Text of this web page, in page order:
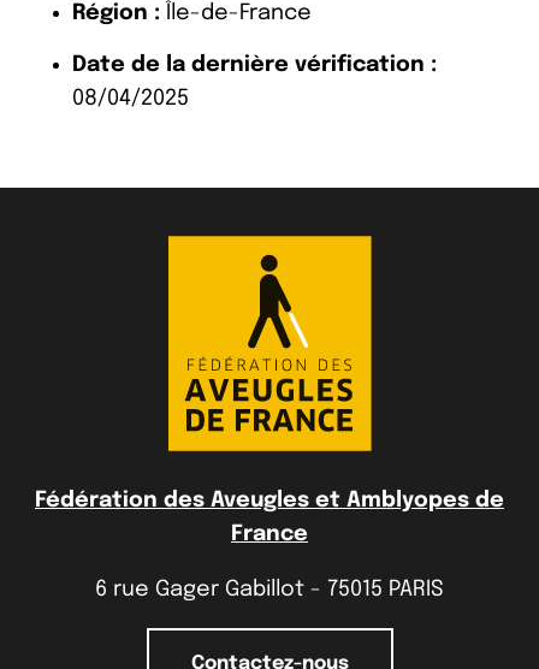
Région : Île-de-France
Date de la dernière vérification :
08/04/2025
Fédération des Aveugles et Amblyopes de
France
6 rue Gager Gabillot - 75015 PARIS
Contactez-nous